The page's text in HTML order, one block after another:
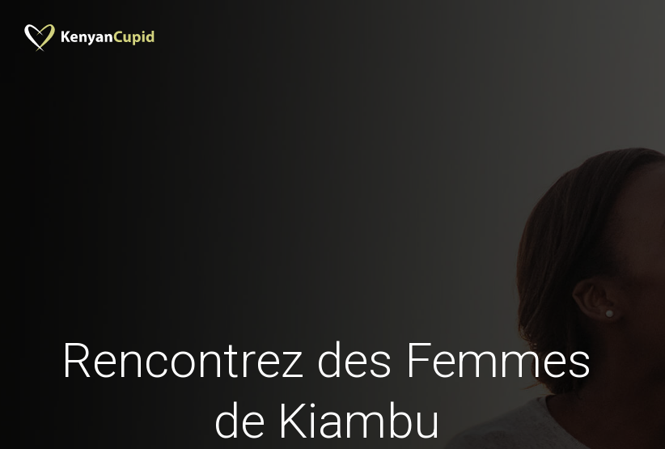
Rencontrez des Femmes
de Kiambu